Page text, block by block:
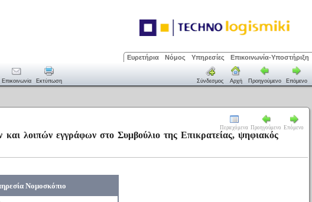
Ευρετήρια Νόμος Υπηρεσίες Επικοινωνία-Υποστήριξη
Επικοινωνία Εκτύπωση Σύνδεσμος Αρχή Προηγούμενο Επόμενο